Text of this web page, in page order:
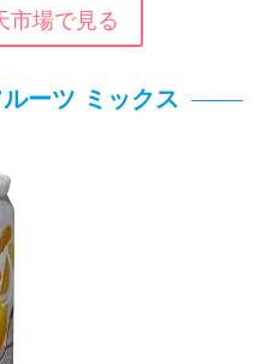
市場で見る
ーツ ミックス